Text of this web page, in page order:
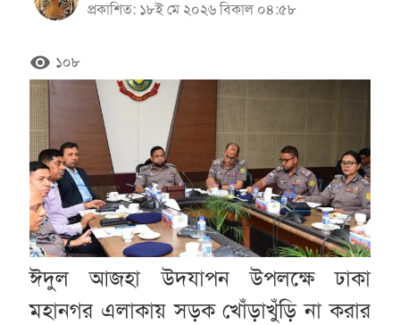
প্রকাশিত: ১৮ই মে ২০২৬ বিকাল ০৪:৫৮
remove_red_eye ১০৮
ঈদুল আজহা উদযাপন উপলক্ষে ঢাকা
মহানগর এলাকায় সড়ক খোঁড়াখুঁড়ি না করার